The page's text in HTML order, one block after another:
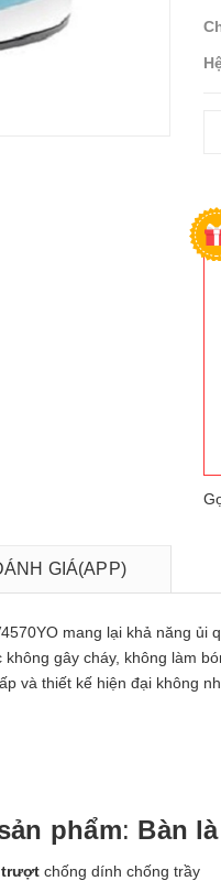
GIÁ(APP)
mang lại khả năng
gây cháy, không làm
và thiết kế hiện đại không
phẩm: Bàn
trượt chống dính chống trầy